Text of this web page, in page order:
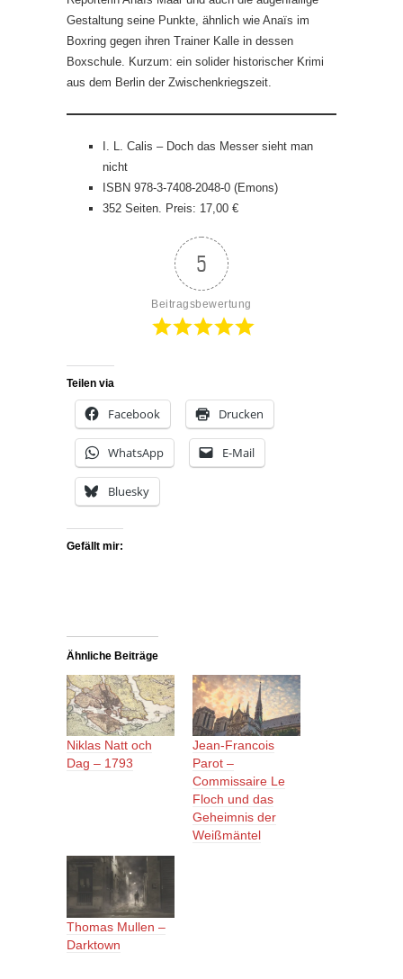
Gestaltung seine Punkte, ähnlich wie Anaïs im
Boxring gegen ihren Trainer Kalle in dessen
Boxschule. Kurzum: ein solider historischer Krimi
aus dem Berlin der Zwischenkriegszeit.
I. L. Calis – Doch das Messer sieht man
nicht
ISBN 978-3-7408-2048-0 (Emons)
352 Seiten. Preis: 17,00 €
5
Beitragsbewertung
Teilen via
Facebook Drucken
WhatsApp E-Mail
Bluesky
Gefällt mir:
Ähnliche Beiträge
Niklas Natt och
Dag – 1793
Jean-Francois
Parot –
Commissaire Le
Floch und das
Geheimnis der
Weißmäntel
Thomas Mullen –
Darktown